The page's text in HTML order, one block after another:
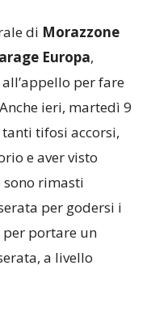
di Morazzone
Europa,
per fare
ieri, martedì 9
tifosi accorsi,
e aver visto
sono rimasti
per godersi i
portare un
a livello